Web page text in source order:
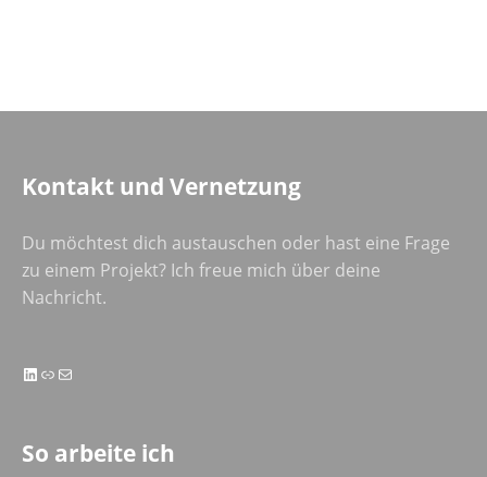
Kontakt und Vernetzung
Du möchtest dich austauschen oder hast eine Frage
zu einem Projekt? Ich freue mich über deine
Nachricht.
LinkedIn
LinkE-Mail
So arbeite ich